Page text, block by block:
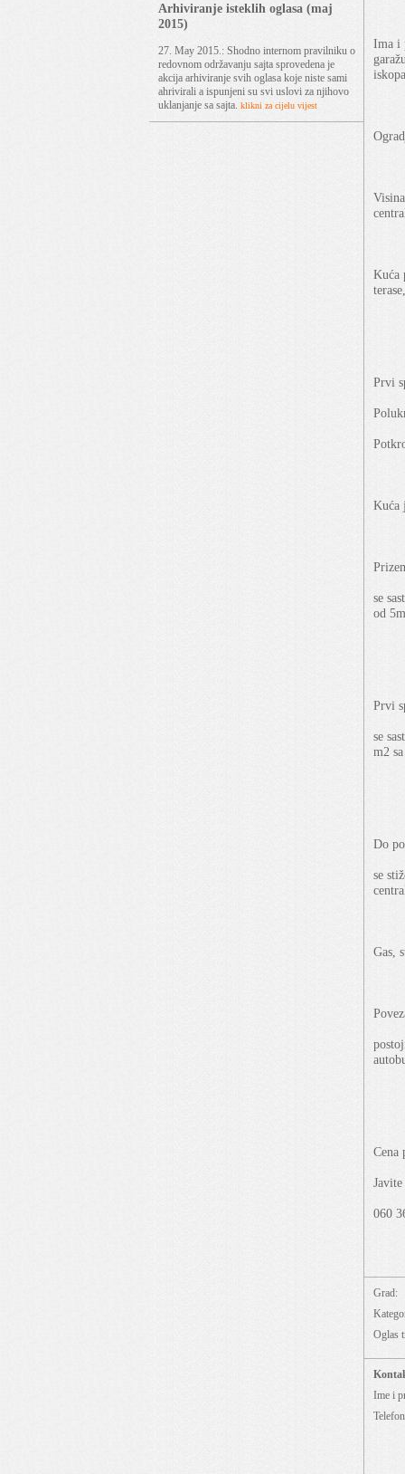
Arhiviranje isteklih oglasa (maj
2015)
27. May 2015.: Shodno internom pravilniku o
redovnom održavanju sajta sprovedena je
akcija arhiviranje svih oglasa koje niste sami
ahrivirali a ispunjeni su svi uslovi za njihovo
uklanjanje sa sajta. klikni za cijelu vijest
Ima i
Kuća
Prvi
Kuća
se
od
Prvi
se
m2
Do
se
Gas,
Cena
060
Grad:
Oglas
Ime i